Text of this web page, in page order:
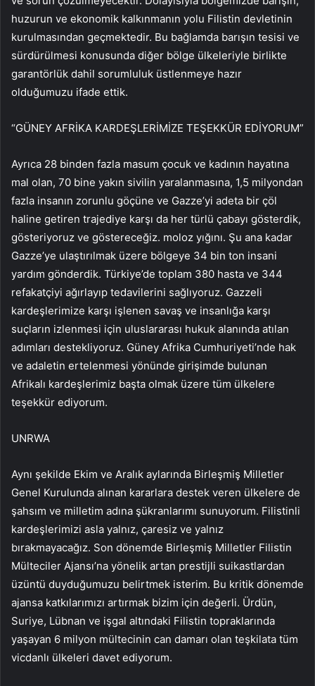
huzurun ve ekonomik kalkınmanın yolu Filistin devletinin
kurulmasından geçmektedir. Bu bağlamda barışın tesisi ve
sürdürülmesi konusunda diğer bölge ülkeleriyle birlikte
garantörlük dahil sorumluluk üstlenmeye hazır
olduğumuzu ifade ettik.
“GÜNEY AFRİKA KARDEŞLERİMİZE TEŞEKKÜR EDİYORUM”
Ayrıca 28 binden fazla masum çocuk ve kadının hayatına
mal olan, 70 bine yakın sivilin yaralanmasına, 1,5 milyondan
fazla insanın zorunlu göçüne ve Gazze’yi adeta bir çöl
haline getiren trajediye karşı da her türlü çabayı gösterdik,
gösteriyoruz ve göstereceğiz. moloz yığını. Şu ana kadar
Gazze’ye ulaştırılmak üzere bölgeye 34 bin ton insani
yardım gönderdik. Türkiye’de toplam 380 hasta ve 344
refakatçiyi ağırlayıp tedavilerini sağlıyoruz. Gazzeli
kardeşlerimize karşı işlenen savaş ve insanlığa karşı
suçların izlenmesi için uluslararası hukuk alanında atılan
adımları destekliyoruz. Güney Afrika Cumhuriyeti’nde hak
ve adaletin ertelenmesi yönünde girişimde bulunan
Afrikalı kardeşlerimiz başta olmak üzere tüm ülkelere
teşekkür ediyorum.
UNRWA
Aynı şekilde Ekim ve Aralık aylarında Birleşmiş Milletler
Genel Kurulunda alınan kararlara destek veren ülkelere de
şahsım ve milletim adına şükranlarımı sunuyorum. Filistinli
kardeşlerimizi asla yalnız, çaresiz ve yalnız
bırakmayacağız. Son dönemde Birleşmiş Milletler Filistin
Mülteciler Ajansı’na yönelik artan prestijli suikastlardan
üzüntü duyduğumuzu belirtmek isterim. Bu kritik dönemde
ajansa katkılarımızı artırmak bizim için değerli. Ürdün,
Suriye, Lübnan ve işgal altındaki Filistin topraklarında
yaşayan 6 milyon mültecinin can damarı olan teşkilata tüm
vicdanlı ülkeleri davet ediyorum.